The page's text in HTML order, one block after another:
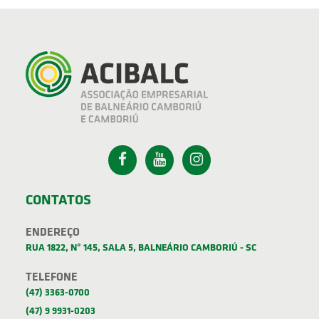
CONTATOS
ENDEREÇO
RUA 1822, Nº 145, SALA 5, BALNEÁRIO CAMBORIÚ - SC
TELEFONE
(47) 3363-0700
(47) 9 9931-0203